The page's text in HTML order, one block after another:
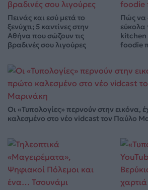
Πεινάς και εσύ μετά το
ξενύχτι; 5 καντίνες στην
Αθήνα που σώζουν τις
βραδινές σου λιγούρες
Πώς να
εύκολα
kitchen
foodie
Οι «Τυπολογίες» περνούν στην εικόνα,
καλεσμένο στο νέο vidcast τον Παύλο